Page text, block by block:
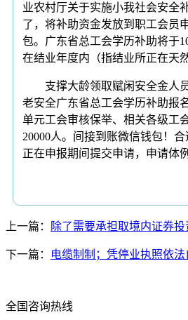
业农村厅关于实施小我社会安全
了，将补助资金发放到职工会员
包。广东省总工会学历补助将于
在结业年度内（指结业所正在天然
支撑大龄领取赋闲安全金人
老安全广东省总工会学历补助报
单元工会审核保举、相关各级工
20000人。间接到账微信钱包！
正在申报期间提交申请，申请体
上一篇： 除了需要承担取境内证券
下一篇： 电缆制制；凭停业执照依法
全国咨询热线